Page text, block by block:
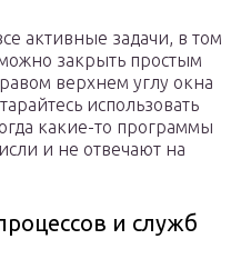
активные задачи, в том
закрыть простым
верхнем углу окна
использовать
какие-то программы
и не отвечают на
и служб